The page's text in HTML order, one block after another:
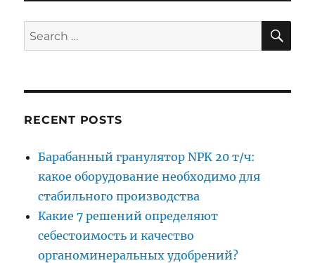
Search
for:
RECENT POSTS
Барабанный гранулятор NPK 20 т/ч:
какое оборудование необходимо для
стабильного производства
Какие 7 решений определяют
себестоимость и качество
органоминеральных удобрений?